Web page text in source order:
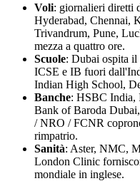
Voli: giornalieri diretti
Hyderabad, Chennai,
Trivandrum, Pune,
mezza a quattro ore.
Scuole: Dubai ospita il
ICSE e IB fuori
Indian High School,
Banche: HSBC
Bank of Baroda
/ NRO / FCNR
rimpatrio.
Sanità: Aster, NMC,
London Clinic
mondiale in inglese.